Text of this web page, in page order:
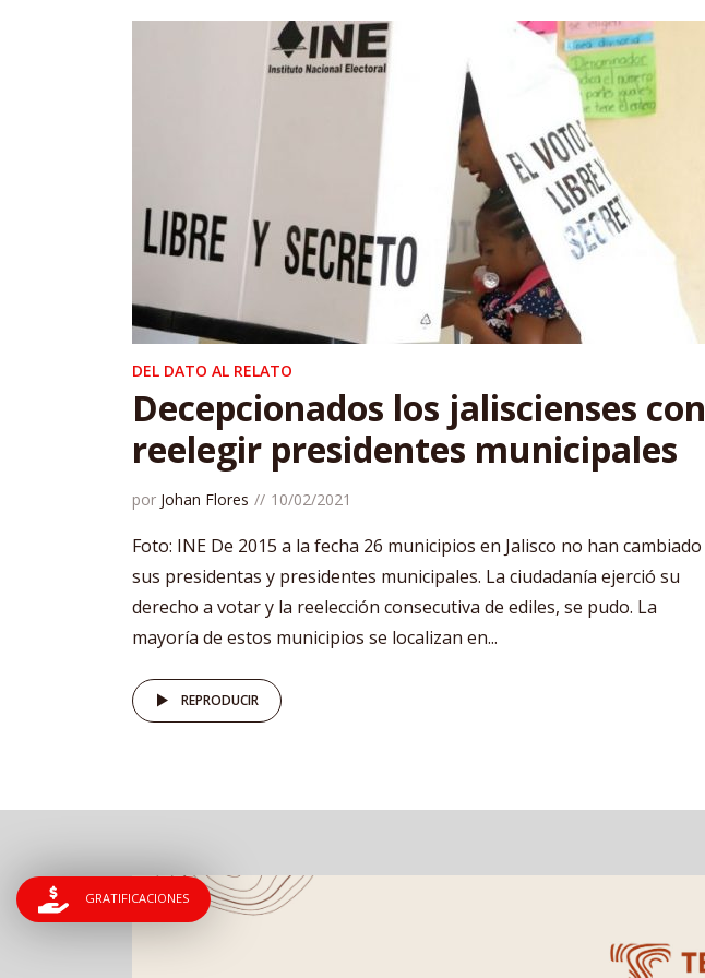
DEL DATO AL RELATO
Decepcionados los jaliscienses con
reelegir presidentes municipales
por Johan Flores 10/02/2021
Foto: INE De 2015 a la fecha 26 municipios en Jalisco no han cambiado
sus presidentas y presidentes municipales. La ciudadanía ejerció su
derecho a votar y la reelección consecutiva de ediles, se pudo. La
mayoría de estos municipios se localizan en...
REPRODUCIR
GRATIFICACIONES